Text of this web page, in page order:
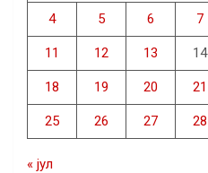
4 5 6 7
11 12 13 14
18 19 20 21
25 26 27 28
« јул